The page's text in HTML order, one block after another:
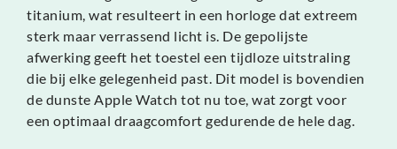
titanium, wat resulteert in een horloge dat extreem
sterk maar verrassend licht is. De gepolijste
afwerking geeft het toestel een tijdloze uitstraling
die bij elke gelegenheid past. Dit model is bovendien
de dunste Apple Watch tot nu toe, wat zorgt voor
een optimaal draagcomfort gedurende de hele dag.